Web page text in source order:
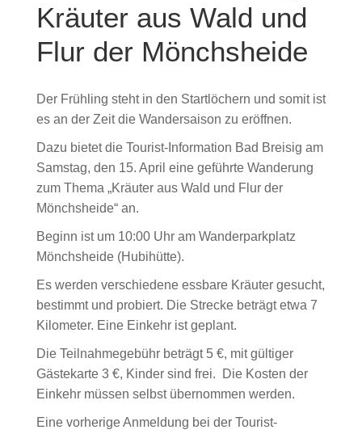
Kräuter aus Wald und
Flur der Mönchsheide
Der Frühling steht in den Startlöchern und somit ist
es an der Zeit die Wandersaison zu eröffnen.
Dazu bietet die Tourist-Information Bad Breisig am
Samstag, den 15. April eine geführte Wanderung
zum Thema „Kräuter aus Wald und Flur der
Mönchsheide“ an.
Beginn ist um 10:00 Uhr am Wanderparkplatz
Mönchsheide (Hubihütte).
Es werden verschiedene essbare Kräuter gesucht,
bestimmt und probiert. Die Strecke beträgt etwa 7
Kilometer. Eine Einkehr ist geplant.
Die Teilnahmegebühr beträgt 5 €, mit gültiger
Gästekarte 3 €, Kinder sind frei. Die Kosten der
Einkehr müssen selbst übernommen werden.
Eine vorherige Anmeldung bei der Tourist-